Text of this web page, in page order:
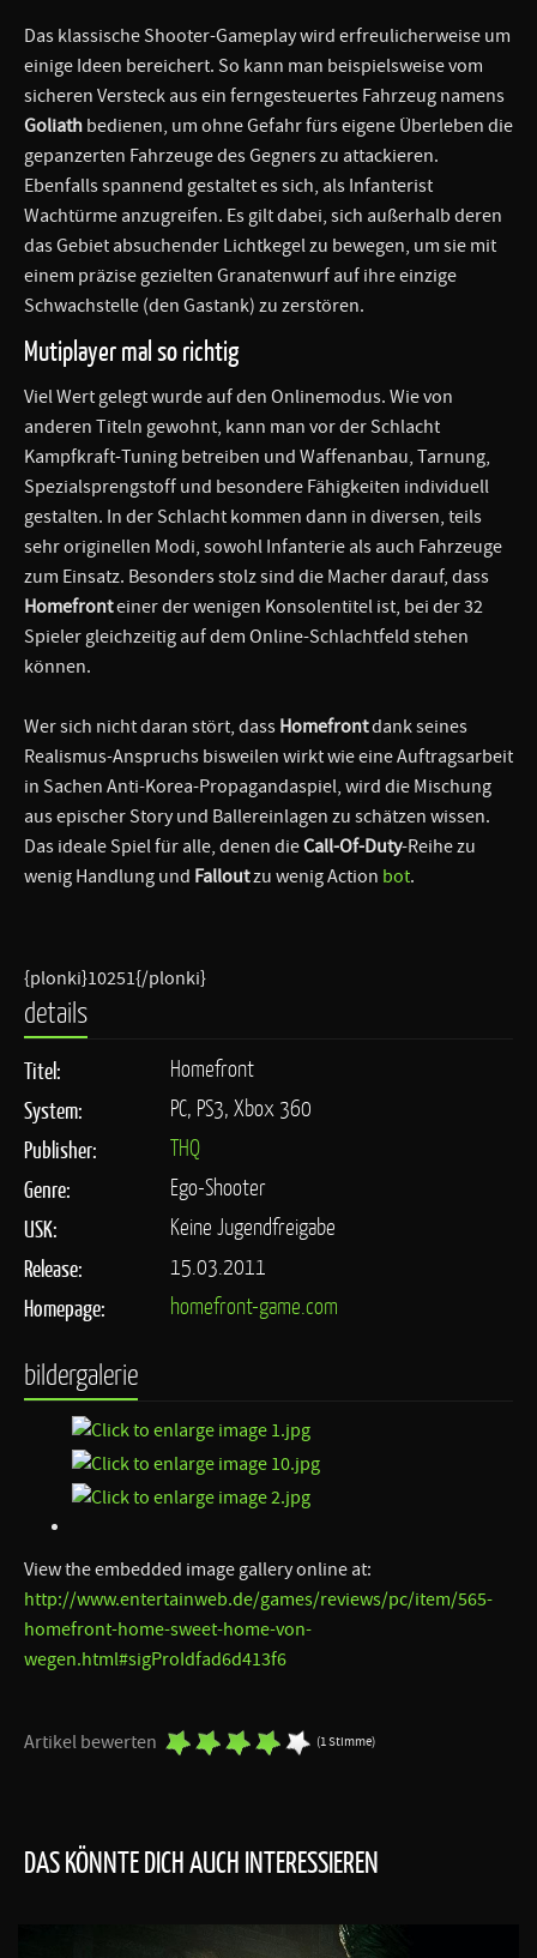
Das klassische Shooter-Gameplay wird erfreulicherweise um
einige Ideen bereichert. So kann man beispielsweise vom
sicheren Versteck aus ein ferngesteuertes Fahrzeug namens
Goliath bedienen, um ohne Gefahr fürs eigene Überleben die
gepanzerten Fahrzeuge des Gegners zu attackieren.
Ebenfalls spannend gestaltet es sich, als Infanterist
Wachtürme anzugreifen. Es gilt dabei, sich außerhalb deren
das Gebiet absuchender Lichtkegel zu bewegen, um sie mit
einem präzise gezielten Granatenwurf auf ihre einzige
Schwachstelle (den Gastank) zu zerstören.
Mutiplayer mal so richtig
Viel Wert gelegt wurde auf den Onlinemodus. Wie von
anderen Titeln gewohnt, kann man vor der Schlacht
Kampfkraft-Tuning betreiben und Waffenanbau, Tarnung,
Spezialsprengstoff und besondere Fähigkeiten individuell
gestalten. In der Schlacht kommen dann in diversen, teils
sehr originellen Modi, sowohl Infanterie als auch Fahrzeuge
zum Einsatz. Besonders stolz sind die Macher darauf, dass
Homefronteiner der wenigen Konsolentitel ist, bei der 32
Spieler gleichzeitig auf dem Online-Schlachtfeld stehen
können.
Wer sich nicht daran stört, dass Homefrontdank seines
Realismus-Anspruchs bisweilen wirkt wie eine Auftragsarbeit
in Sachen Anti-Korea-Propagandaspiel, wird die Mischung
aus epischer Story und Ballereinlagen zu schätzen wissen.
Das ideale Spiel für alle, denen dieCall-Of-Duty-Reihe zu
wenig Handlung und Falloutzu wenig Action bot.
{plonki}10251{/plonki}
details
Titel:
Homefront
System:
PC, PS3, Xbox 360
Publisher:
THQ
Genre:
Ego-Shooter
USK:
Keine Jugendfreigabe
Release:
15.03.2011
Homepage:
homefront-game.com
bildergalerie
View the embedded image gallery online at:
http://www.entertainweb.de/games/reviews/pc/item/565-
homefront-home-sweet-home-von-
wegen.html#sigProIdfad6d413f6
Artikel bewerten (1 Stimme)
DAS KÖNNTE DICH AUCH INTERESSIEREN